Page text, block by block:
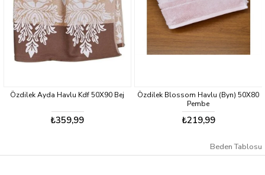
Havlu Kdf 50X90 Bej
Özdilek Blossom Havlu (Byn) 50X80
Beden Tablosu